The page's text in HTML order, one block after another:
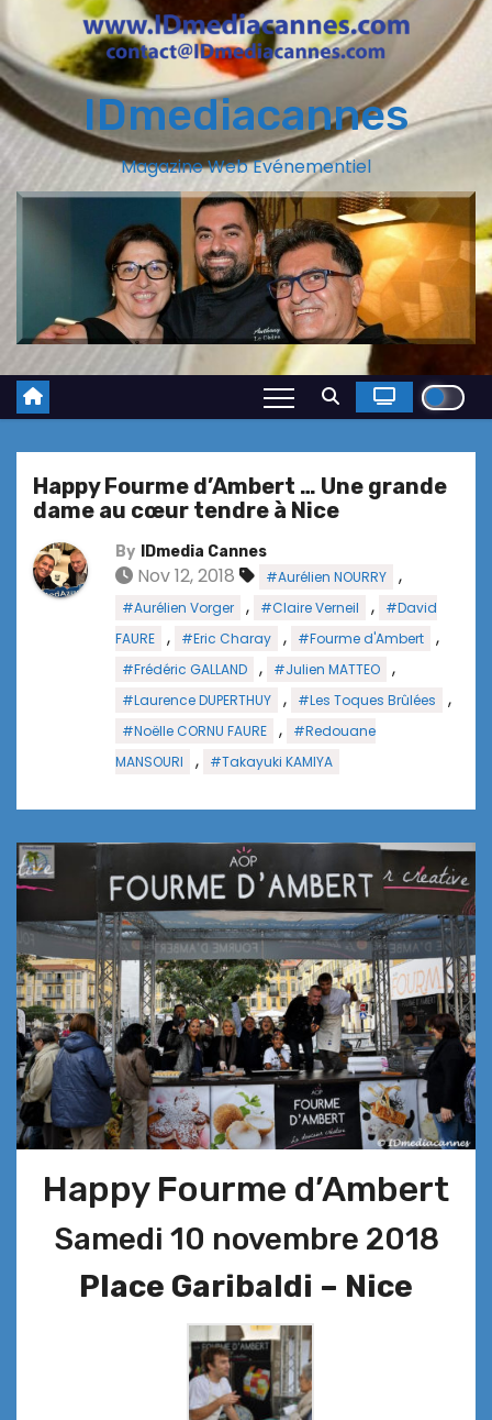
IDmediacannes
Magazine Web Evénementiel
Happy Fourme d’Ambert … Une grande
dame au cœur tendre à Nice
By IDmedia Cannes
Nov 12, 2018 #Aurélien NOURRY ,
#Aurélien Vorger , #Claire Verneil ,
#David
FAURE
, #Eric Charay , #Fourme d'Ambert ,
#Frédéric GALLAND , #Julien MATTEO ,
#Laurence DUPERTHUY , #Les Toques Brûlées ,
#Noëlle CORNU FAURE ,
#Redouane
MANSOURI
, #Takayuki KAMIYA
Happy Fourme d’Ambert
Samedi 10 novembre 2018
Place Garibaldi – Nice